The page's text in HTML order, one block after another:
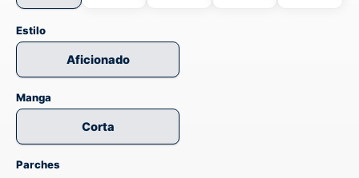
Estilo
Aficionado
Manga
Corta
Parches